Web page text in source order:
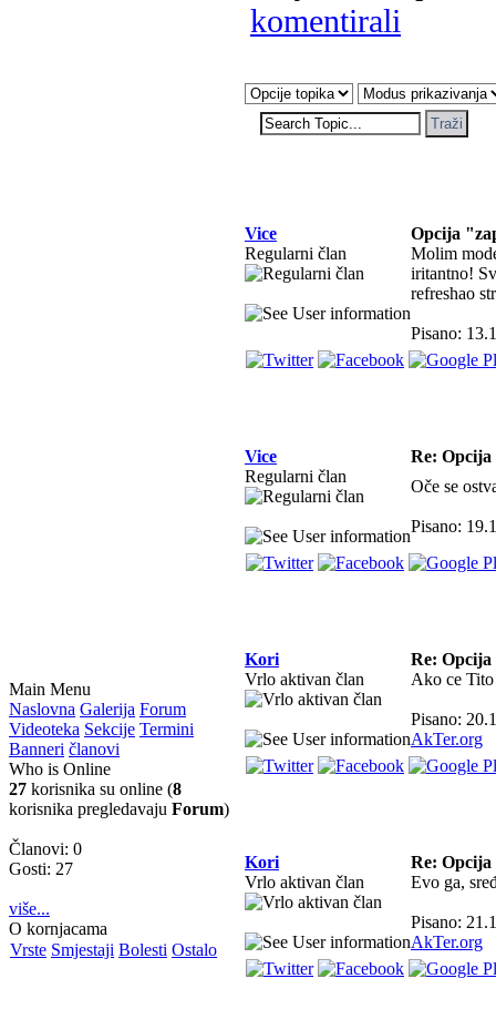
Main Menu
Naslovna Galerija Forum
Videoteka Sekcije Termini
Banneri članovi
Who is Online
27 korisnika su online (8
korisnika pregledavaju Forum)
Članovi: 0
Gosti: 27
više...
O kornjacama
Vrste Smjestaji Bolesti Ostalo
komentirali
Vice
Opcija
Regularni član
Molim
iritantno!
refreshao
Pisano:
Vice
Re:
Regularni član
Oče se
Pisano:
Kori
Re:
Vrlo aktivan član
Ako ce Tito
Pisano:
AkTer.org
Kori
Re:
Vrlo aktivan član
Evo ga,
Pisano:
AkTer.org